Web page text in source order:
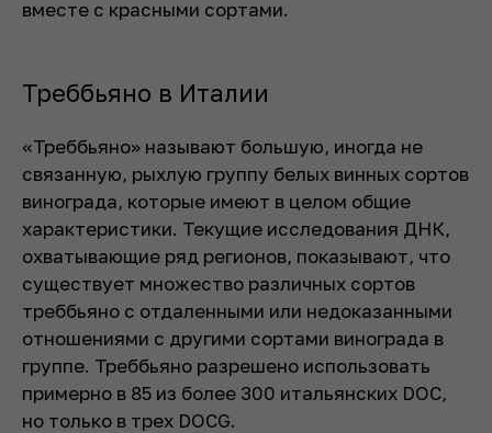
вместе с красными сортами.
Треббьяно в Италии
«Треббьяно» называют большую, иногда не
связанную, рыхлую группу белых винных сортов
винограда, которые имеют в целом общие
характеристики. Текущие исследования ДНК,
охватывающие ряд регионов, показывают, что
существует множество различных сортов
треббьяно с отдаленными или недоказанными
отношениями с другими сортами винограда в
группе. Треббьяно разрешено использовать
примерно в 85 из более 300 итальянских DOC,
но только в трех DOCG.